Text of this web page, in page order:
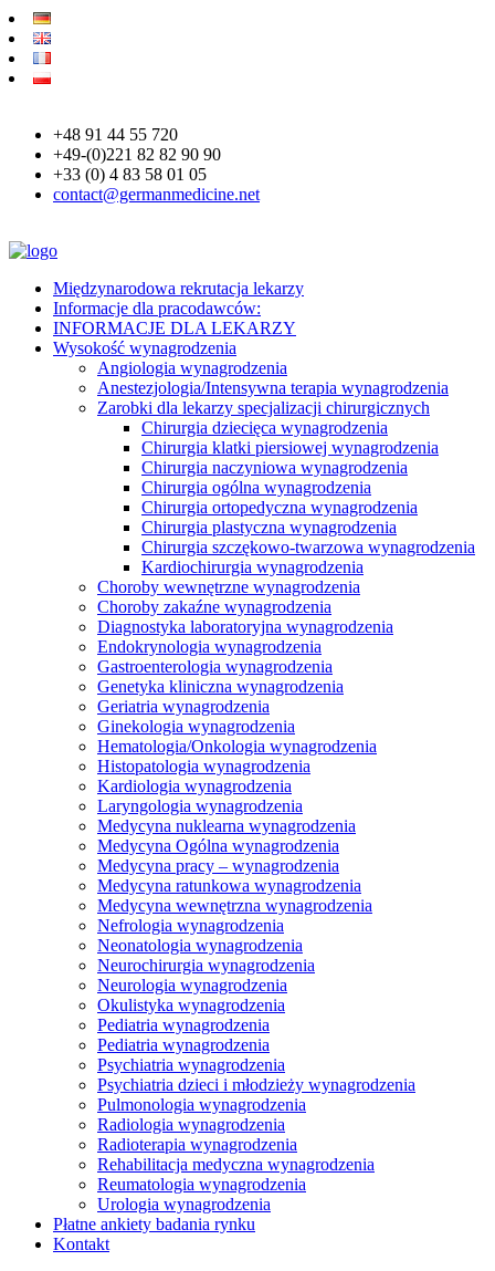
+48 91 44 55 720
+49-(0)221 82 82 90 90
+33 (0) 4 83 58 01 05
contact@germanmedicine.net
Międzynarodowa rekrutacja lekarzy
Informacje dla pracodawców:
INFORMACJE DLA LEKARZY
Wysokość wynagrodzenia
Angiologia wynagrodzenia
Anestezjologia/Intensywna terapia wynagrodzenia
Zarobki dla lekarzy specjalizacji chirurgicznych
Chirurgia dziecięca wynagrodzenia
Chirurgia klatki piersiowej wynagrodzenia
Chirurgia naczyniowa wynagrodzenia
Chirurgia ogólna wynagrodzenia
Chirurgia ortopedyczna wynagrodzenia
Chirurgia plastyczna wynagrodzenia
Chirurgia szczękowo-twarzowa wynagrodzenia
Kardiochirurgia wynagrodzenia
Choroby wewnętrzne wynagrodzenia
Choroby zakaźne wynagrodzenia
Diagnostyka laboratoryjna wynagrodzenia
Endokrynologia wynagrodzenia
Gastroenterologia wynagrodzenia
Genetyka kliniczna wynagrodzenia
Geriatria wynagrodzenia
Ginekologia wynagrodzenia
Hematologia/Onkologia wynagrodzenia
Histopatologia wynagrodzenia
Kardiologia wynagrodzenia
Laryngologia wynagrodzenia
Medycyna nuklearna wynagrodzenia
Medycyna Ogólna wynagrodzenia
Medycyna pracy – wynagrodzenia
Medycyna ratunkowa wynagrodzenia
Medycyna wewnętrzna wynagrodzenia
Nefrologia wynagrodzenia
Neonatologia wynagrodzenia
Neurochirurgia wynagrodzenia
Neurologia wynagrodzenia
Okulistyka wynagrodzenia
Pediatria wynagrodzenia
Pediatria wynagrodzenia
Psychiatria wynagrodzenia
Psychiatria dzieci i młodzieży wynagrodzenia
Pulmonologia wynagrodzenia
Radiologia wynagrodzenia
Radioterapia wynagrodzenia
Rehabilitacja medyczna wynagrodzenia
Reumatologia wynagrodzenia
Urologia wynagrodzenia
Płatne ankiety badania rynku
Kontakt